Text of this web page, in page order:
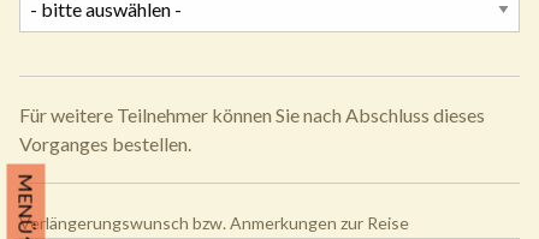
MENÜ
Für weitere Teilnehmer können Sie nach Abschluss dieses
Vorganges bestellen.
Verlängerungswunsch bzw. Anmerkungen zur Reise